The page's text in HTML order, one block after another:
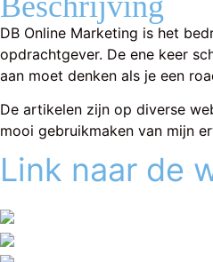
DB Online Marketing is het
opdrachtgever. De ene keer
aan moet denken als je een
De artikelen zijn op diverse
mooi gebruikmaken van mijn
Link naar de